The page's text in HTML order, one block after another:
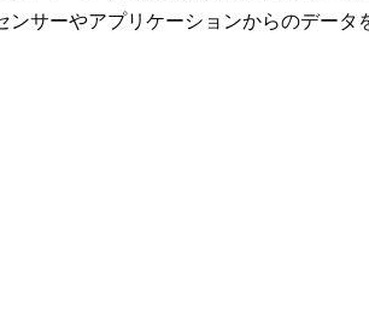
ーやアプリケーションからのデータ